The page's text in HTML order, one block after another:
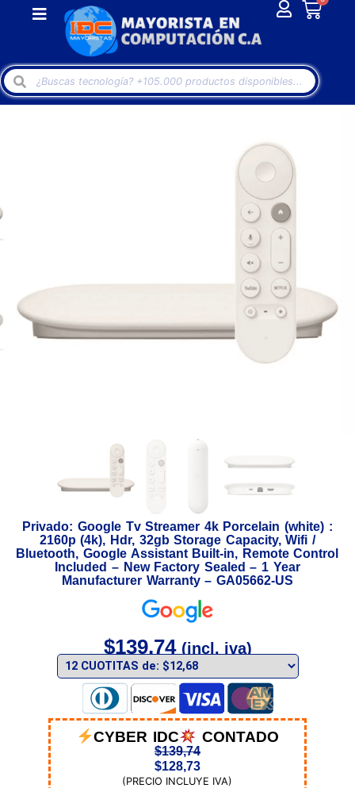
Privado: Google Tv Streamer 4k Porcelain (white) :
2160p (4k), Hdr, 32gb Storage Capacity, Wifi /
Bluetooth, Google Assistant Built-in, Remote Control
Included – New Factory Sealed – 1 Year
Manufacturer Warranty – GA05662-US
$139,74 (incl. iva)
CYBER IDC CONTADO
$139,74
$128,73
(PRECIO INCLUYE IVA)